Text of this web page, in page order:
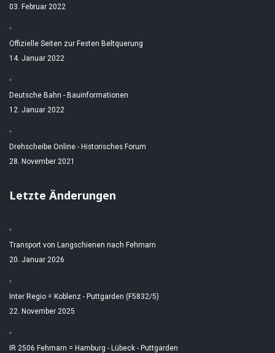
03. Februar 2022
Offizielle Seiten zur Festen Beltquerung
14. Januar 2022
Deutsche Bahn - Bauinformationen
12. Januar 2022
Drehscheibe Online - Historisches Forum
28. November 2021
Letzte Änderungen
Transport von Langschienen nach Fehmarn
20. Januar 2026
Inter Regio = Koblenz - Puttgarden (F5832/5)
22. November 2025
IR 2506 Fehmarn = Hamburg - Lübeck - Puttgarden